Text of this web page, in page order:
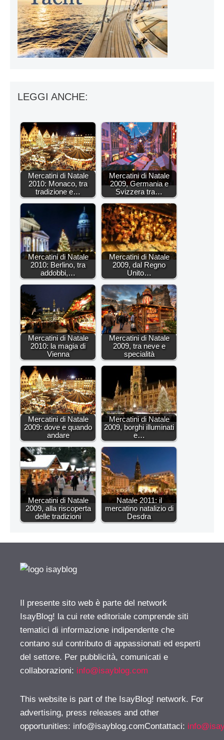
LEGGI ANCHE:
Mercatini di Natale
2010: Monaco, tra
tradizione e…
Mercatini di Natale
2009, Germania e
Svizzera tra…
Mercatini di Natale
2010: Berlino, tra
addobbi,…
Mercatini di Natale
2009, dal Regno
Unito…
Mercatini di Natale
2010: la magia di
Vienna
Mercatini di Natale
2009, tra neve e
specialità
Mercatini di Natale
2009: dove e quando
andare
Mercatini di Natale
2009, borghi illuminati
e…
Mercatini di Natale
2009, alla riscoperta
delle tradizioni
Natale 2011: il
mercatino natalizio di
Desdra
Il presente sito web è parte del network
IsayBlog! la cui rete editoriale comprende siti
tematici di informazione indipendente che
contano sul contributo di appassionati ed esperti
del settore. Per pubblicità, comunicati e
collaborazioni: info@isayblog.com
This website is part of the IsayBlog! network. For
advertising, press releases and other
opportunities: info@isayblog.comContattaci: